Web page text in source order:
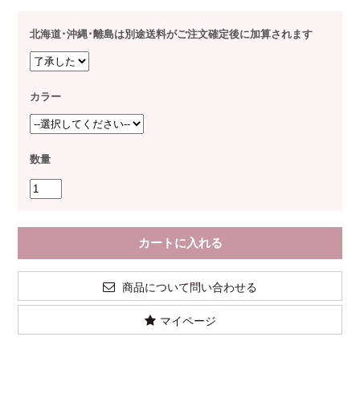
北海道･沖縄･離島は別途送料がご注文確定後に加算されます
カラー
数量
商品について問い合わせる
マイページ